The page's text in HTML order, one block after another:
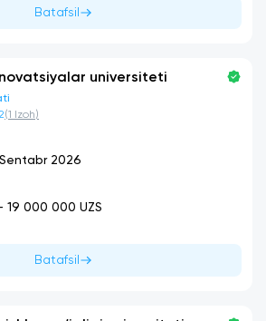
Batafsil
universiteti
(1 Izoh)
2026
19 000 000 UZS
Batafsil